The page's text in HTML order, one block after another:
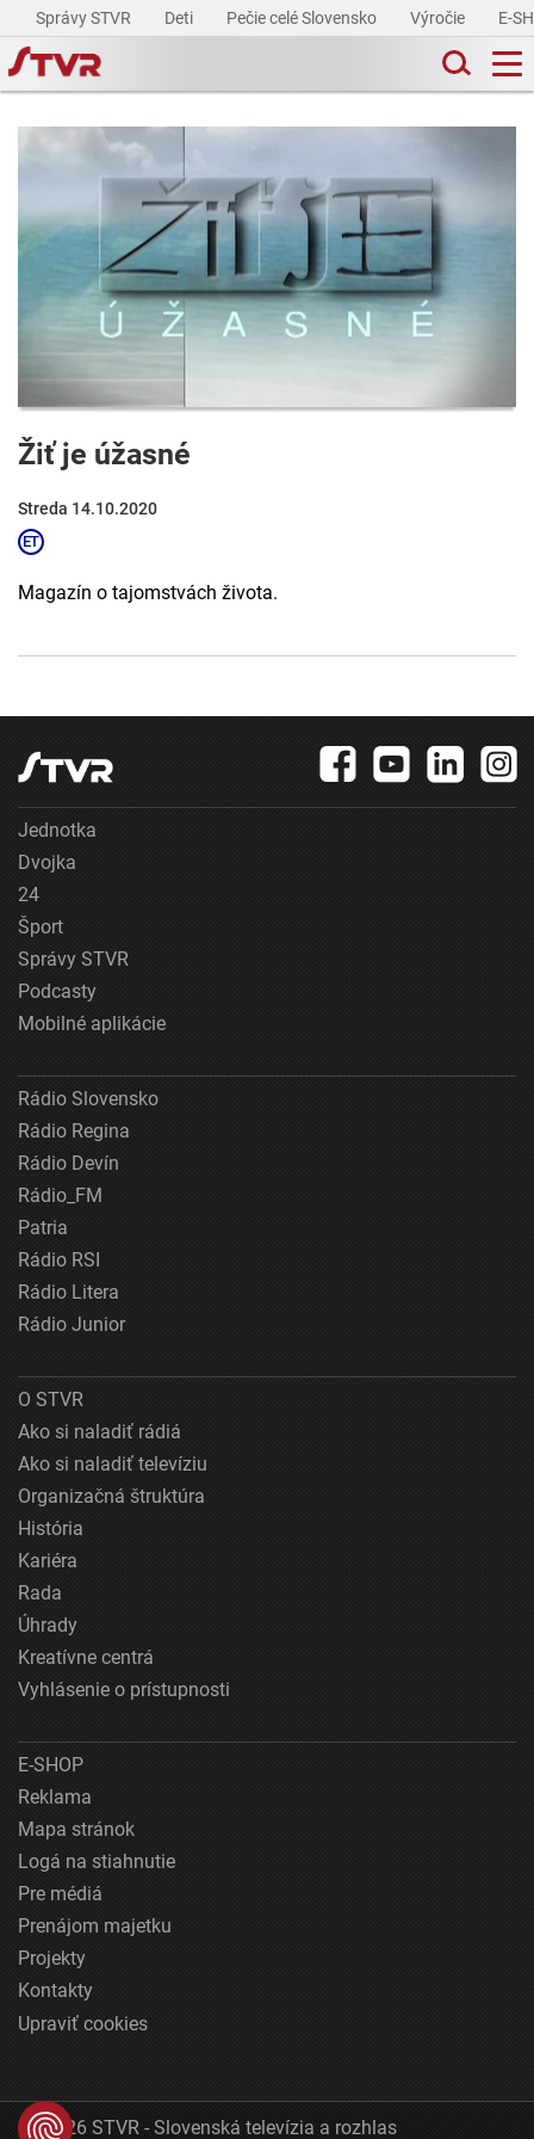
Správy STVR Deti Pečie celé Slovensko Výročie E-
Žiť je úžasné
Streda 14.10.2020
Magazín o tajomstvách života.
Jednotka
Dvojka
24
Šport
Správy STVR
Podcasty
Mobilné aplikácie
Rádio Slovensko
Rádio Regina
Rádio Devín
Rádio_FM
Patria
Rádio RSI
Rádio Litera
Rádio Junior
O STVR
Ako si naladiť rádiá
Ako si naladiť televíziu
Organizačná štruktúra
História
Kariéra
Rada
Úhrady
Kreatívne centrá
Vyhlásenie o prístupnosti
E-SHOP
Reklama
Mapa stránok
Logá na stiahnutie
Pre médiá
Prenájom majetku
Projekty
Kontakty
Upraviť cookies
© 2026 STVR - Slovenská televízia a rozhlas